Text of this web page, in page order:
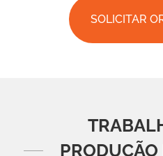
SOLICITAR
PRODUÇÃO